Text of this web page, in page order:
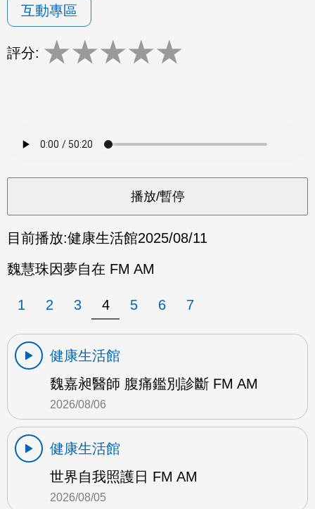
互動專區
評分: ★★★★★
目前播放:健康生活館2025/08/11
魏慧珠因夢自在 FM AM
1 2 3 4 5 6 7
健康生活館
魏嘉昶醫師 腹痛鑑別診斷 FM AM
2026/08/06
健康生活館
世界自我照護日 FM AM
2026/08/05